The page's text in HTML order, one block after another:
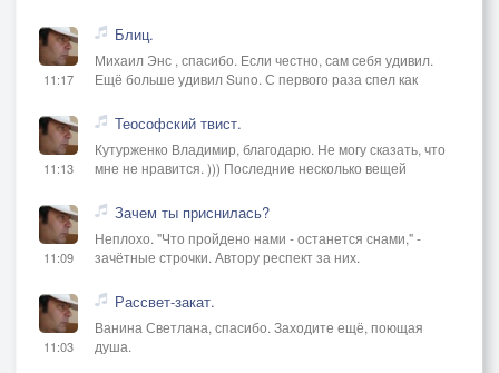
11:17
Блиц.
Михаил Энс , спасибо. Если честно, сам себя удивил.
Ещё больше удивил Suno. С первого раза спел как
11:13
Теософский твист.
Кутурженко Владимир, благодарю. Не могу сказать, что
мне не нравится. ))) Последние несколько вещей
11:09
Зачем ты приснилась?
Неплохо. "Что пройдено нами - останется снами," -
зачётные строчки. Автору респект за них.
11:03
Рассвет-закат.
Ванина Светлана, спасибо. Заходите ещё, поющая
душа.